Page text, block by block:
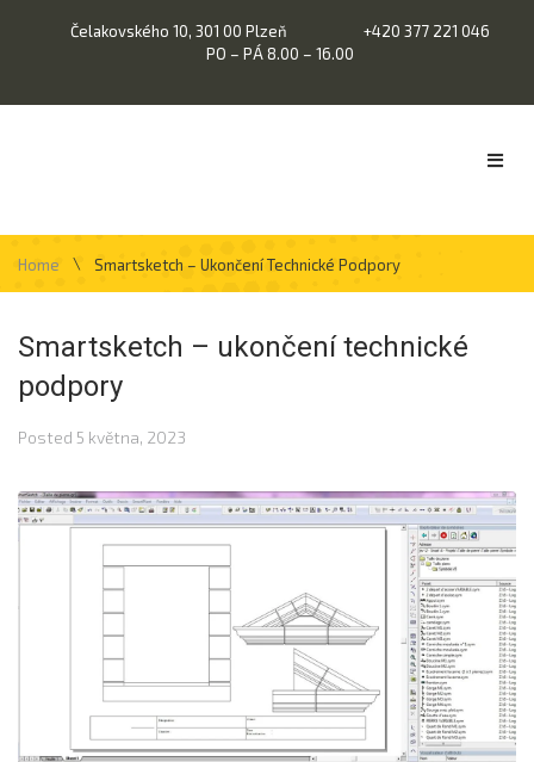
Čelakovského 10, 301 00 Plzeň
+420 377 221 046
PO – PÁ 8.00 – 16.00
Home \ Smartsketch – Ukončení Technické Podpory
Smartsketch – ukončení technické
podpory
Posted 5 května, 2023